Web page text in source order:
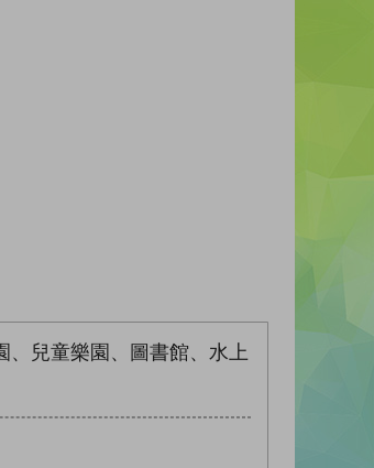
兒童樂園、圖書館、水上